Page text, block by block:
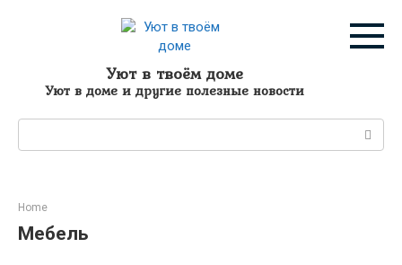
Уют в твоём доме
Уют в доме и другие полезные новости
Home
Мебель